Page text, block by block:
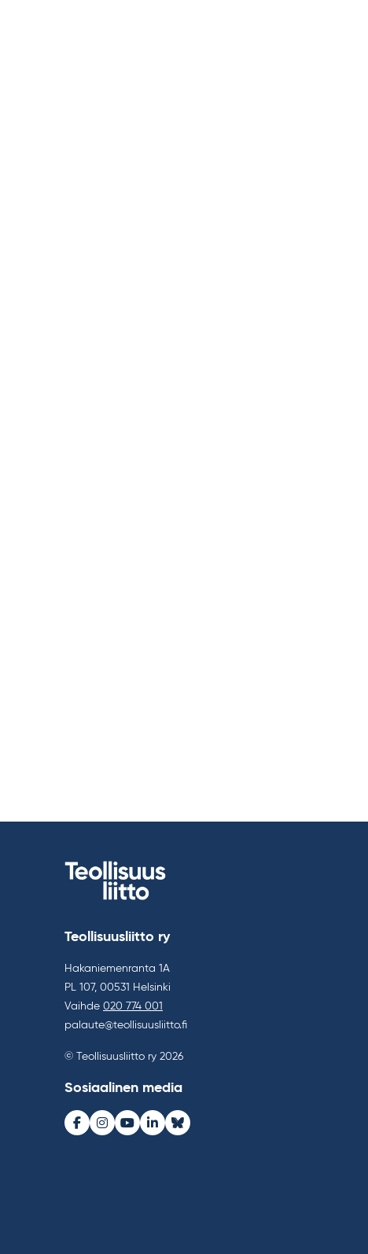
Teollisuusliitto ry
Hakaniemenranta 1A
PL 107, 00531 Helsinki
Vaihde 020 774 001
palaute@teollisuusliitto.fi
© Teollisuusliitto ry 2026
Sosiaalinen media
Facebook
Instagram
Youtube
LinkedInBluesky